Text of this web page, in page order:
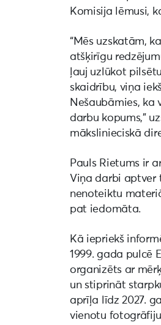
Komisija lēmusi,
“Mēs uzskatām,
atšķirīgu
ļauj uzlūkot
skaidrību, viņa
Nešaubāmies, ka
darbu kopums,”
mākslinieciskā
Pauls Rietums ir
Viņa darbi aptver
nenoteiktu
pat iedomāta.
Kā iepriekš
1999. gada pulcē
organizēts ar
un stiprināt
aprīļa līdz 2027.
vienotu